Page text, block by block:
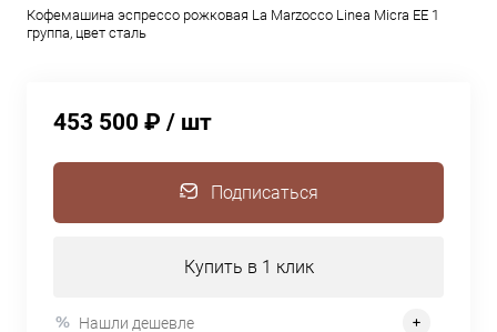
Кофемашина эспрессо рожковая La Marzocco Linea Micra EE 1
группа, цвет сталь
453 500 ₽ / шт
Подписаться
Купить в 1 клик
Нашли дешевле